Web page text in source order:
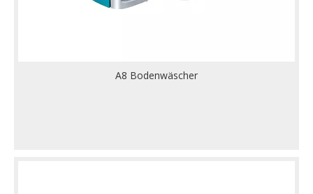
A8 Bodenwäscher